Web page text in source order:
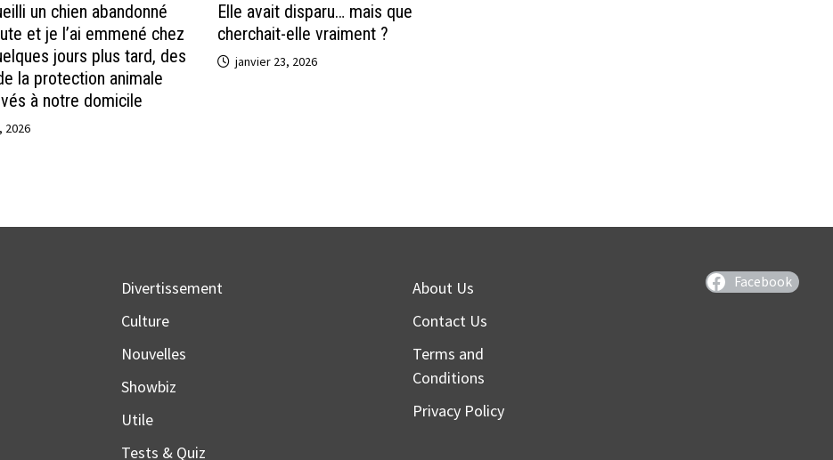
un chien abandonné
et je l’ai emmené chez
jours plus tard, des
la protection animale
à notre domicile
2026
Elle avait disparu… mais que
cherchait-elle vraiment ?
janvier 23, 2026
Divertissement
Culture
Nouvelles
Showbiz
Utile
Tests & Quiz
About Us
Contact Us
Terms and
Conditions
Privacy Policy
Facebook